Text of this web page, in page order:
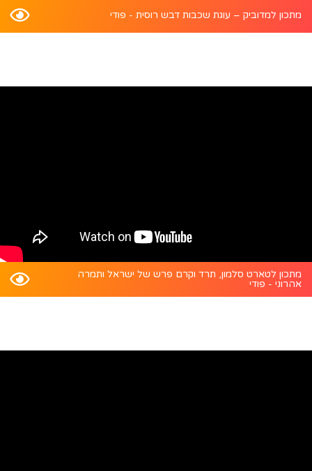
מתכון למדוביק – עוגת שכבות דבש רוסית - פודי
מתכון לטארט סלמון, תרד וקרם פרש של ישראל ותמרה
אהרוני - פודי